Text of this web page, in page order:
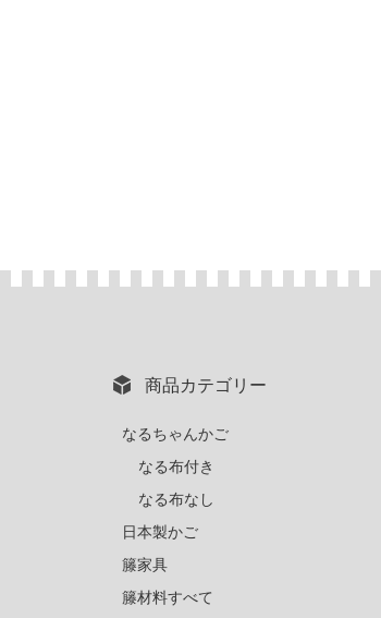
商品カテゴリー
なるちゃんかご
なる布付き
なる布なし
日本製かご
籐家具
籐材料すべて